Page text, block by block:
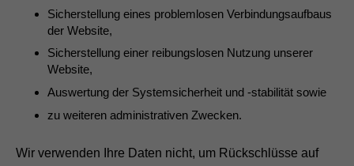
Sicherstellung eines problemlosen Verbindungsaufbaus
der Website,
Sicherstellung einer reibungslosen Nutzung unserer
Website,
Auswertung der Systemsicherheit und -stabilität sowie
zu weiteren administrativen Zwecken.
Wir verwenden Ihre Daten nicht, um Rückschlüsse auf